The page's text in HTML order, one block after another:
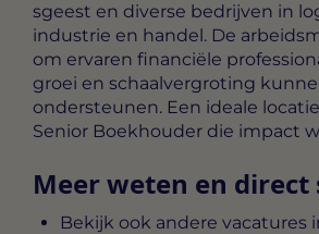
sgeest en diverse bedrijven in
industrie en handel. De
om ervaren financiële
groei en schaalvergroting
ondersteunen. Een ideale
Senior Boekhouder die impact
Meer weten en
Bekijk ook andere vacatures